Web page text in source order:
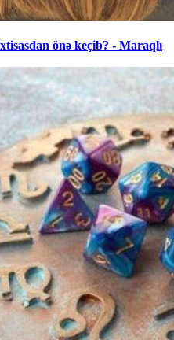
önə keçib? - Maraqlı